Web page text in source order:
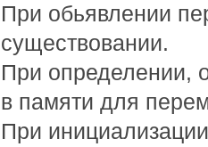
При обьявлении
существовании.
При определении,
в памяти для
При